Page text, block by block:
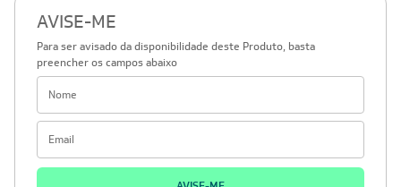
AVISE-ME
Para ser avisado da disponibilidade deste Produto, basta
preencher os campos abaixo